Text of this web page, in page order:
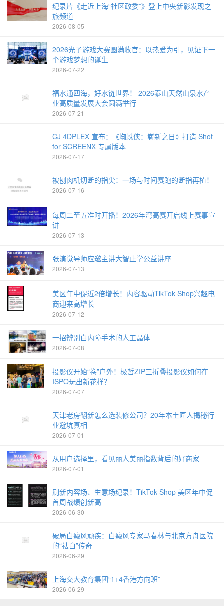
纪录片《走近上海“社区政委”》登上中央新影发现之
旅频道
2026-08-05
2026光子游戏大赛圆满收官：以热爱为引，见证下一
个游戏梦想的诞生
2026-07-22
福水通四海，好水链世界！ 2026泰山天然山泉水产
业高质量发展大会圆满举行
2026-07-21
CJ 4DPLEX 宣布：《蜘蛛侠：崭新之日》打造 Shot
for SCREENX 专属版本
2026-07-17
被刨肉机切断的指尖：一场与时间赛跑的断指再植！
2026-07-16
每周二至五准时开播！2026年湾高赛开启线上赛事宣
讲
2026-07-13
张演觉导师应邀主讲大智止学公益讲座
2026-07-13
美区年中促近2倍增长！内容驱动TikTok Shop兴趣电
商迎来高增长
2026-07-12
一招辨别白内障手术的人工晶体
2026-07-08
投影仪开始“卷”户外！极哲ZIP三折叠投影仪如何在
ISPO玩出新花样？
2026-07-07
天津老房翻新怎么选装修公司？20年本土匠人揭秘行
业避坑真相
2026-07-01
从用户选择里，看见丽人美丽指数背后的好商家
2026-07-01
刷新内容场、生意场纪录！TikTok Shop 美区年中促
首周战绩创新高
2026-06-30
破局白癜风顽疾：白癜风专家马春林与北京方舟医院
的“祛白”传奇
2026-06-29
上海交大教育集团“1+4香港方向班”
2026-06-29